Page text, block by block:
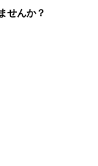
せんか？